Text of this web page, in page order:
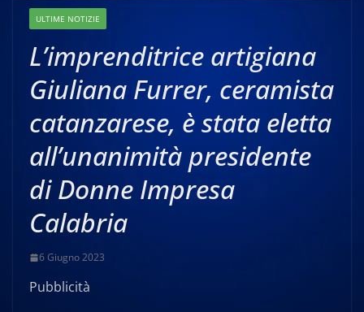
ULTIME NOTIZIE
L’imprenditrice artigiana
Giuliana Furrer, ceramista
catanzarese, è stata eletta
all’unanimità presidente
di Donne Impresa
Calabria
6 Giugno 2023
Pubblicità